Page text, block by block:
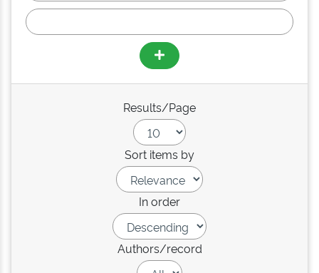
Results/Page
Sort items by
In order
Authors/record